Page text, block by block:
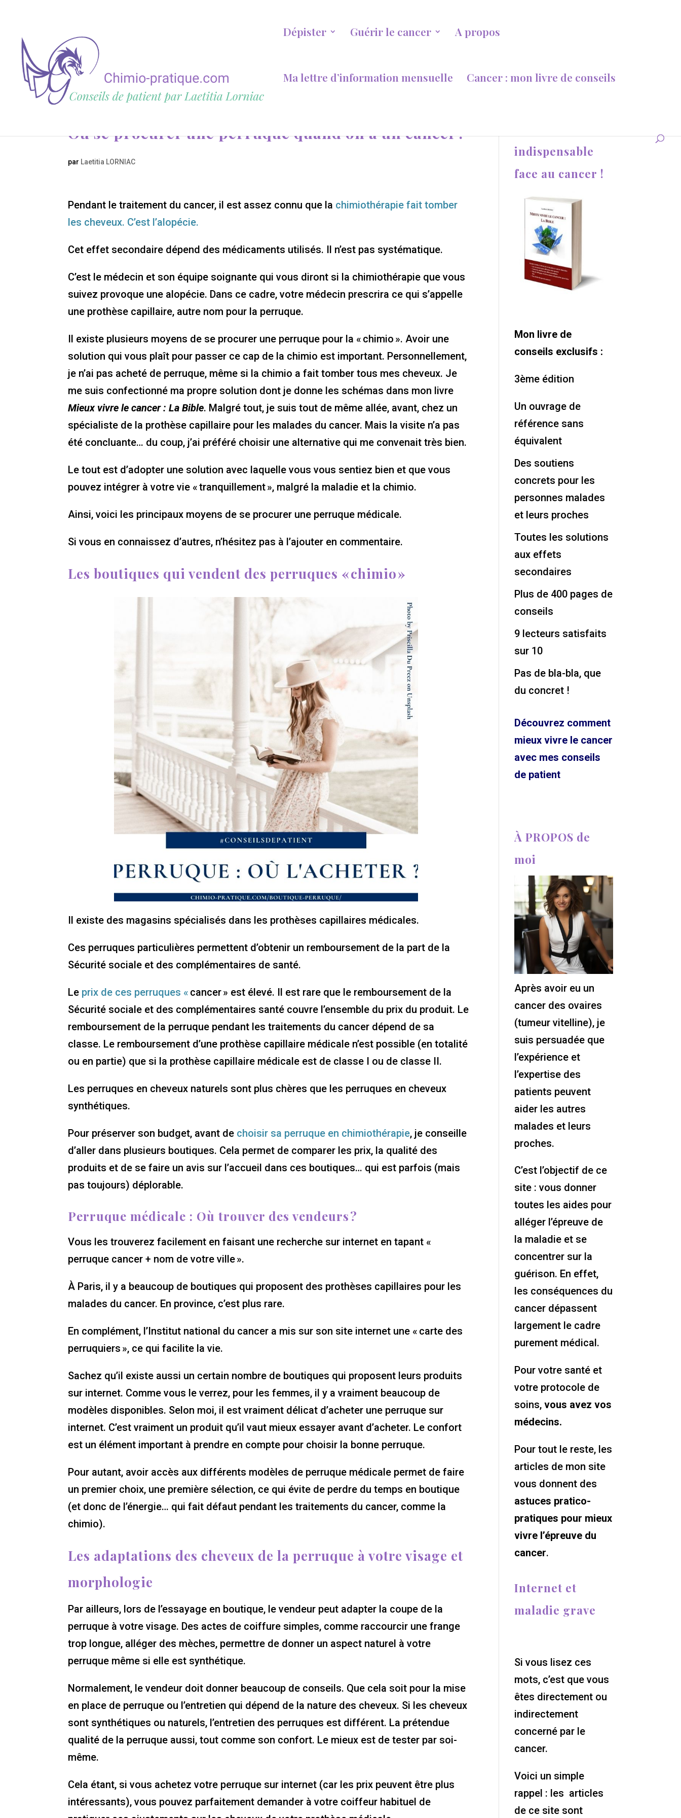
Dépister Guérir le cancer A propos
Ma lettre d’information mensuelle Cancer : mon livre de conseils
Où se procurer une perruque quand on a un cancer ?
par Laetitia LORNIAC
Pendant le traitement du cancer, il est assez connu que la chimiothérapie fait tomber
les cheveux. C’est l’alopécie.
Cet effet secondaire dépend des médicaments utilisés. Il n’est pas systématique.
C’est le médecin et son équipe soignante qui vous diront si la chimiothérapie que vous
suivez provoque une alopécie. Dans ce cadre, votre médecin prescrira ce qui s’appelle
une prothèse capillaire, autre nom pour la perruque.
Il existe plusieurs moyens de se procurer une perruque pour la « chimio ». Avoir une
solution qui vous plaît pour passer ce cap de la chimio est important. Personnellement,
je n’ai pas acheté de perruque, même si la chimio a fait tomber tous mes cheveux. Je
me suis confectionné ma propre solution dont je donne les schémas dans mon livre
Mieux vivre le cancer : La Bible. Malgré tout, je suis tout de même allée, avant, chez un
spécialiste de la prothèse capillaire pour les malades du cancer. Mais la visite n’a pas
été concluante… du coup, j’ai préféré choisir une alternative qui me convenait très bien.
Le tout est d’adopter une solution avec laquelle vous vous sentiez bien et que vous
pouvez intégrer à votre vie « tranquillement », malgré la maladie et la chimio.
Ainsi, voici les principaux moyens de se procurer une perruque médicale.
Si vous en connaissez d’autres, n’hésitez pas à l’ajouter en commentaire.
Les boutiques qui vendent des perruques « chimio »
Il existe des magasins spécialisés dans les prothèses capillaires médicales.
Ces perruques particulières permettent d’obtenir un remboursement de la part de la
Sécurité sociale et des complémentaires de santé.
Le prix de ces perruques « cancer » est élevé. Il est rare que le remboursement de la
Sécurité sociale et des complémentaires santé couvre l’ensemble du prix du produit. Le
remboursement de la perruque pendant les traitements du cancer dépend de sa
classe. Le remboursement d’une prothèse capillaire médicale n’est possible (en totalité
ou en partie) que si la prothèse capillaire médicale est de classe I ou de classe II.
Les perruques en cheveux naturels sont plus chères que les perruques en cheveux
synthétiques.
Pour préserver son budget, avant de choisir sa perruque en chimiothérapie, je conseille
d’aller dans plusieurs boutiques. Cela permet de comparer les prix, la qualité des
produits et de se faire un avis sur l’accueil dans ces boutiques… qui est parfois (mais
pas toujours) déplorable.
Perruque médicale : Où trouver des vendeurs ?
Vous les trouverez facilement en faisant une recherche sur internet en tapant «
perruque cancer + nom de votre ville ».
À Paris, il y a beaucoup de boutiques qui proposent des prothèses capillaires pour les
malades du cancer. En province, c’est plus rare.
En complément, l’Institut national du cancer a mis sur son site internet une « carte des
perruquiers », ce qui facilite la vie.
Sachez qu’il existe aussi un certain nombre de boutiques qui proposent leurs produits
sur internet. Comme vous le verrez, pour les femmes, il y a vraiment beaucoup de
modèles disponibles. Selon moi, il est vraiment délicat d’acheter une perruque sur
internet. C’est vraiment un produit qu’il vaut mieux essayer avant d’acheter. Le confort
est un élément important à prendre en compte pour choisir la bonne perruque.
Pour autant, avoir accès aux différents modèles de perruque médicale permet de faire
un premier choix, une première sélection, ce qui évite de perdre du temps en boutique
(et donc de l’énergie… qui fait défaut pendant les traitements du cancer, comme la
chimio).
Les adaptations des cheveux de la perruque à votre visage et
morphologie
Par ailleurs, lors de l’essayage en boutique, le vendeur peut adapter la coupe de la
perruque à votre visage. Des actes de coiffure simples, comme raccourcir une frange
trop longue, alléger des mèches, permettre de donner un aspect naturel à votre
perruque même si elle est synthétique.
Normalement, le vendeur doit donner beaucoup de conseils. Que cela soit pour la mise
en place de perruque ou l’entretien qui dépend de la nature des cheveux. Si les cheveux
sont synthétiques ou naturels, l’entretien des perruques est différent. La prétendue
qualité de la perruque aussi, tout comme son confort. Le mieux est de tester par soi-
même.
Cela étant, si vous achetez votre perruque sur internet (car les prix peuvent être plus
intéressants), vous pouvez parfaitement demander à votre coiffeur habituel de
indispensable
face au cancer !
Mon livre de
conseils exclusifs :
3ème édition
Un ouvrage de
référence sans
équivalent
Des soutiens
concrets pour les
personnes malades
et leurs proches
Toutes les solutions
aux effets
secondaires
Plus de 400 pages de
conseils
9 lecteurs satisfaits
sur 10
Pas de bla-bla, que
du concret !
Découvrez comment
mieux vivre le cancer
avec mes conseils
de patient
À PROPOS de
moi
Après avoir eu un
cancer des ovaires
(tumeur vitelline), je
suis persuadée que
l’expérience et
l’expertise des
patients peuvent
aider les autres
malades et leurs
proches.
C’est l’objectif de ce
site : vous donner
toutes les aides pour
alléger l’épreuve de
la maladie et se
concentrer sur la
guérison. En effet,
les conséquences du
cancer dépassent
largement le cadre
purement médical.
Pour votre santé et
votre protocole de
soins,vous avez vos
médecins.
Pour tout le reste, les
articles de mon site
vous donnent des
astuces pratico-
pratiques pour mieux
vivre l’épreuve du
cancer.
Internet et
maladie grave
Si vous lisez ces
mots, c’est que vous
êtes directement ou
indirectement
concerné par le
cancer.
Voici un simple
rappel : les articles
de ce site sont